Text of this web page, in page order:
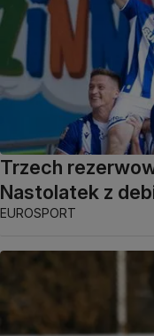
Trzech
Nastolatek z
EUROSPORT